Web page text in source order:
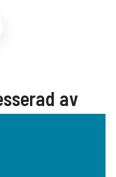
sidan på
av